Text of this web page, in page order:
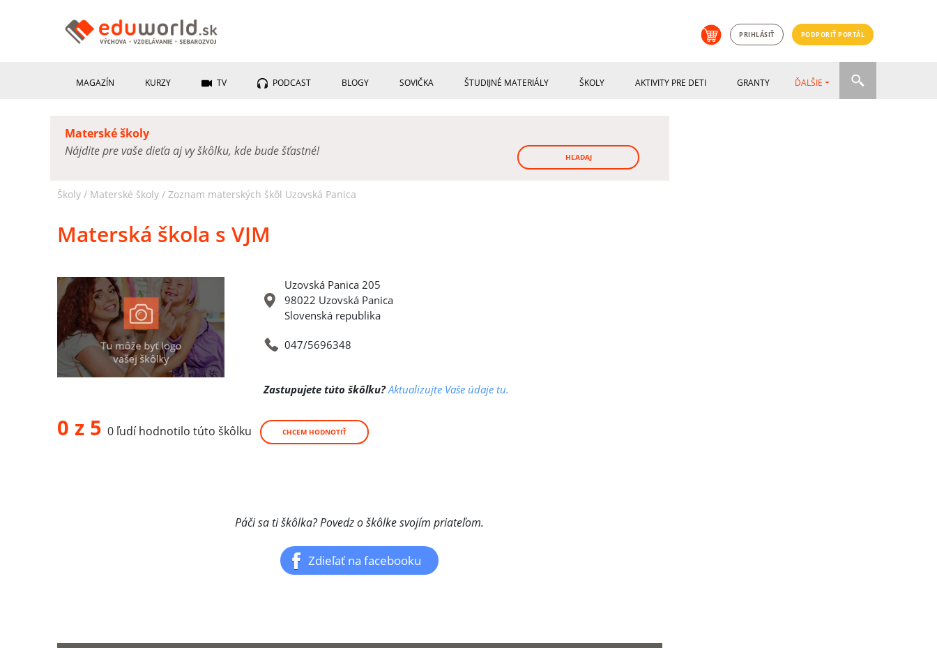
PRIHLÁSIŤ PODPORIŤ PORTÁL
MAGAZÍN KURZY TV PODCAST BLOGY SOVIČKA ŠTUDIJNÉ MATERIÁLY ŠKOLY AKTIVITY PRE DETI GRANTY ĎALŠIE
Materské školy
Nájdite pre vaše dieťa aj vy škôlku, kde bude šťastné!
HĽADAJ
Školy / Materské školy / Zoznam materských škôl Uzovská Panica
Materská škola s VJM
Uzovská Panica 205
98022 Uzovská Panica
Slovenská republika
047/5696348
Zastupujete túto škôlku? Aktualizujte Vaše údaje tu.
0 z 5 0 ľudí hodnotilo túto škôlku CHCEM HODNOTIŤ
Páči sa ti škôlka? Povedz o škôlke svojím priateľom.
Zdieľať na facebooku